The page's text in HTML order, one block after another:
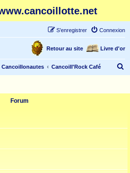
Connexion
S’enregistrer
Livre d'or
Retour au site
Cancoillonautes Cancoill'Rock Café
h
Forum